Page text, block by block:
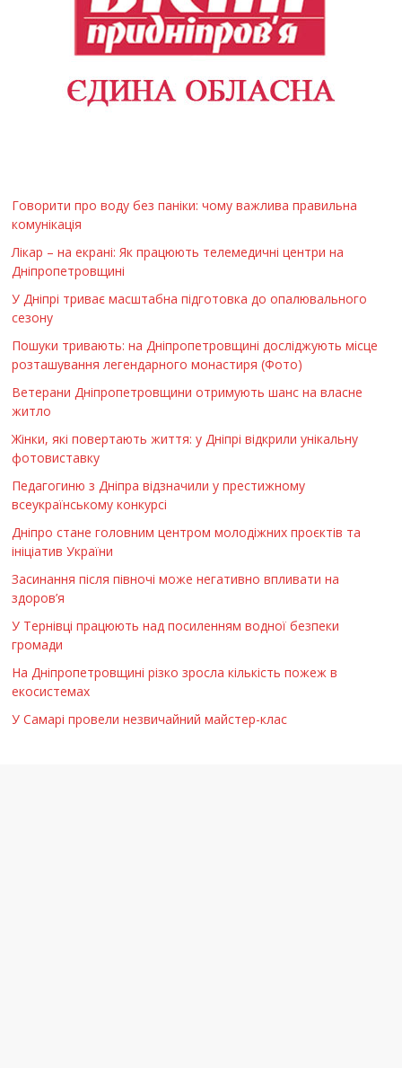
Говорити про воду без паніки: чому важлива правильна
комунікація
Лікар – на екрані: Як працюють телемедичні центри на
Дніпропетровщині
У Дніпрі триває масштабна підготовка до опалювального
сезону
Пошуки тривають: на Дніпропетровщині досліджують місце
розташування легендарного монастиря (Фото)
Ветерани Дніпропетровщини отримують шанс на власне
житло
Жінки, які повертають життя: у Дніпрі відкрили унікальну
фотовиставку
Педагогиню з Дніпра відзначили у престижному
всеукраїнському конкурсі
Дніпро стане головним центром молодіжних проєктів та
ініціатив України
Засинання після півночі може негативно впливати на
здоров’я
У Тернівці працюють над посиленням водної безпеки
громади
На Дніпропетровщині різко зросла кількість пожеж в
екосистемах
У Самарі провели незвичайний майстер-клас